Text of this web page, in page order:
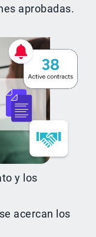
aprobadas.
y los
acercan los